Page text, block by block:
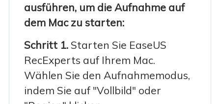
ausführen, um die Aufnahme auf
dem Mac zu starten:
Schritt 1. Starten Sie EaseUS
RecExperts auf Ihrem Mac.
Wählen Sie den Aufnahmemodus,
indem Sie auf "Vollbild" oder